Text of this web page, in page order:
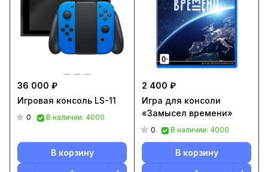
36 000 ₽
Игровая консоль LS-11
0 В наличии: 4000
В корзину
2 400 ₽
Игра для консоли
«Замысел времени»
0 В наличии: 4000
В корзину